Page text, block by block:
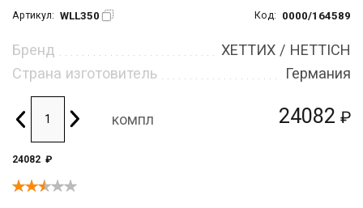
Артикул: WLL350 Код: 0000/164589
24082 ₽
Бренд
ХЕТТИХ / HETTICH
Страна изготовитель
Германия
компл
24082 ₽